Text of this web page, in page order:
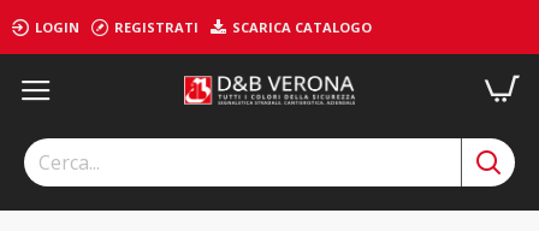
LOGIN REGISTRATI SCARICA CATALOGO